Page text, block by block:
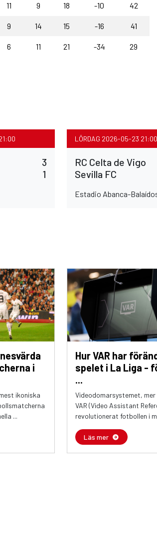
11 9 18 -10 42
9 14 15 -16 41
6 11 21 -34 29
3
1
LÖRDAG 2026-05-23 21:00
RC Celta de Vigo
Sevilla FC
Estadio Abanca-
i
ikoniska
...
Hur VAR har
spelet i La Liga -
...
Videodomarsystemet,
VAR (Video Assistant
revolutionerat fotbollen i
Läs mer